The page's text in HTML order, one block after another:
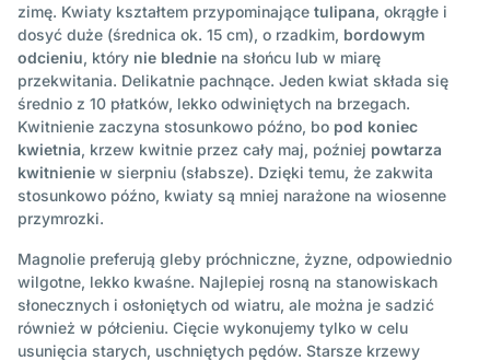
zimę. Kwiaty kształtem przypominające tulipana, okrągłe i
dosyć duże (średnica ok. 15 cm), o rzadkim, bordowym
odcieniu, który nie blednie na słońcu lub w miarę
przekwitania. Delikatnie pachnące. Jeden kwiat składa się
średnio z 10 płatków, lekko odwiniętych na brzegach.
Kwitnienie zaczyna stosunkowo późno, bo pod koniec
kwietnia, krzew kwitnie przez cały maj, poźniej powtarza
kwitnienie w sierpniu (słabsze). Dzięki temu, że zakwita
stosunkowo późno, kwiaty są mniej narażone na wiosenne
przymrozki.
Magnolie preferują gleby próchniczne, żyzne, odpowiednio
wilgotne, lekko kwaśne. Najlepiej rosną na stanowiskach
słonecznych i osłoniętych od wiatru, ale można je sadzić
również w półcieniu. Cięcie wykonujemy tylko w celu
usunięcia starych, uschniętych pędów. Starsze krzewy